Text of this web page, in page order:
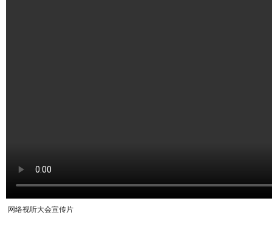
网络视听大会宣传片